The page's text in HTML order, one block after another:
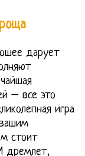
дарует
– все это
игра
стоит
дремлет,